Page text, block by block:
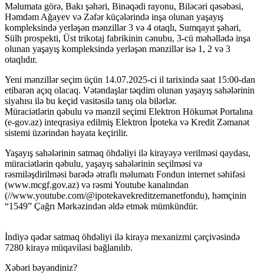
Məlumata görə, Bakı şəhəri, Binəqədi rayonu, Biləcəri qəsəbəsi,
Həmdəm Ağayev və Zəfər küçələrində inşa olunan yaşayış
kompleksində yerləşən mənzillər 3 və 4 otaqlı, Sumqayıt şəhəri,
Sülh prospekti, Üst trikotaj fabrikinin cənubu, 3-cü məhəllədə inşa
olunan yaşayış kompleksində yerləşən mənzillər isə 1, 2 və 3
otaqlıdır.
Yeni mənzillər seçim üçün 14.07.2025-ci il tarixində saat 15:00-dan
etibarən açıq olacaq. Vətəndaşlar təqdim olunan yaşayış sahələrinin
siyahısı ilə bu keçid vasitəsilə tanış ola bilərlər.
Müraciətlərin qəbulu və mənzil seçimi Elektron Hökumət Portalına
(e-gov.az) inteqrasiya edilmiş Elektron İpoteka və Kredit Zəmanət
sistemi üzərindən həyata keçirilir.
Yaşayış sahələrinin satmaq öhdəliyi ilə kirayəyə verilməsi qaydası,
müraciətlərin qəbulu, yaşayış sahələrinin seçilməsi və
rəsmiləşdirilməsi barədə ətraflı məlumatı Fondun internet səhifəsi
(www.mcgf.gov.az) və rəsmi Youtube kanalından
(//www.youtube.com/@ipotekavekreditzemanetfondu), həmçinin
“1549” Çağrı Mərkəzindən əldə etmək mümkündür.
İndiyə qədər satmaq öhdəliyi ilə kirayə mexanizmi çərçivəsində
7280 kirayə müqaviləsi bağlanılıb.
Xəbəri bəyəndiniz?